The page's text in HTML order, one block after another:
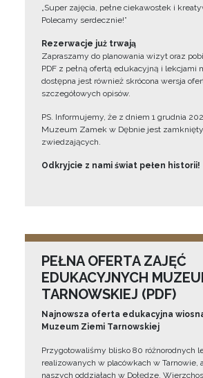
„Super zajęcia, pełne ciekawostek i
Polecamy serdecznie!”
Rezerwacje już trwają
Zapraszamy do planowania wizyt oraz
PDF z pełną ofertą edukacyjną i lekcjami
dostępna jest również skrócona wersja
szczegółowych opisów.
PS. Informujemy, że z dniem 1 grudnia
Muzeum Zamek w Dębnie jest
zwiedzających.
Odkryjcie z nami świat pełen historii!
PEŁNA OFERTA ZAJĘĆ
EDUKACYJNYCH
TARNOWSKIEJ (PDF)
Najnowsza oferta edukacyjna
Muzeum Ziemi Tarnowskiej
Przygotowaliśmy blisko 80 różnorodnych
realizowanych w placówkach w Tarnowie,
naszych oddziałach w Dołędze,